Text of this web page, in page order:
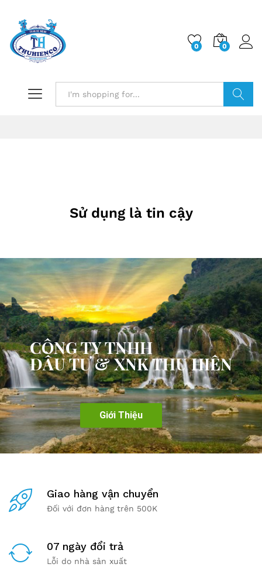
0 0
Sử dụng là tin cậy
CÔNG TY TNHH
ĐẦU TƯ & XNK THU HIÊN
Giới Thiệu
Giao hàng vận chuyển
Đối với đơn hàng trên 500K
07 ngày đổi trả
Lỗi do nhà sản xuất